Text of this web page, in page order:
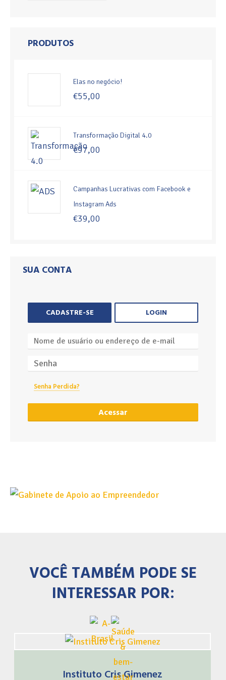
PRODUTOS
Elas no negócio!
€55,00
Transformação Digital 4.0
€97,00
Campanhas Lucrativas com Facebook e
Instagram Ads
€39,00
SUA CONTA
CADASTRE-SE LOGIN
Senha Perdida?
VOCÊ TAMBÉM PODE SE
INTERESSAR POR:
Instituto Cris Gimenez Ordem Iniciáica dos Anjos Cris
Instituto Cris Gimenez